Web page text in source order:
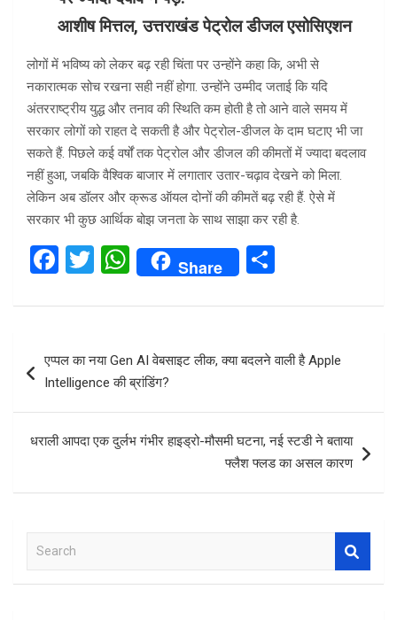
आशीष मित्तल, उत्तराखंड पेट्रोल डीजल एसोसिएशन
लोगों में भविष्य को लेकर बढ़ रही चिंता पर उन्होंने कहा कि, अभी से
नकारात्मक सोच रखना सही नहीं होगा. उन्होंने उम्मीद जताई कि यदि
अंतरराष्ट्रीय युद्ध और तनाव की स्थिति कम होती है तो आने वाले समय में
सरकार लोगों को राहत दे सकती है और पेट्रोल-डीजल के दाम घटाए भी जा
सकते हैं. पिछले कई वर्षों तक पेट्रोल और डीजल की कीमतों में ज्यादा बदलाव
नहीं हुआ, जबकि वैश्विक बाजार में लगातार उतार-चढ़ाव देखने को मिला.
लेकिन अब डॉलर और क्रूड ऑयल दोनों की कीमतें बढ़ रही हैं. ऐसे में
सरकार भी कुछ आर्थिक बोझ जनता के साथ साझा कर रही है.
F
ce
o
k
T
tt
W
at
A
p
p
Share
ar
navigation
एप्पल का नया Gen AI वेबसाइट लीक, क्या बदलने वाली है Apple
Intelligence की ब्रांडिंग?
धराली आपदा एक दुर्लभ गंभीर हाइड्रो-मौसमी घटना, नई स्टडी ने बताया
फ्लैश फ्लड का असल कारण
a